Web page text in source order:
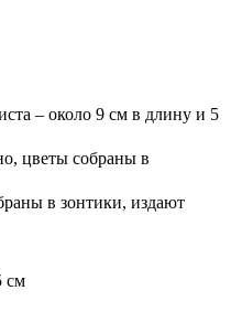
– около 9 см в длину и 5
цветы собраны в
в зонтики, издают
см